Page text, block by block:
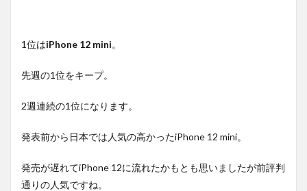
1位はiPhone 12 mini。
先週の1位をキープ。
2週連続の1位になります。
発表前から日本では人気の高かったiPhone 12 mini。
発売が遅れてiPhone 12に流れたかもとも思いましたが前評判
通りの人気ですね。